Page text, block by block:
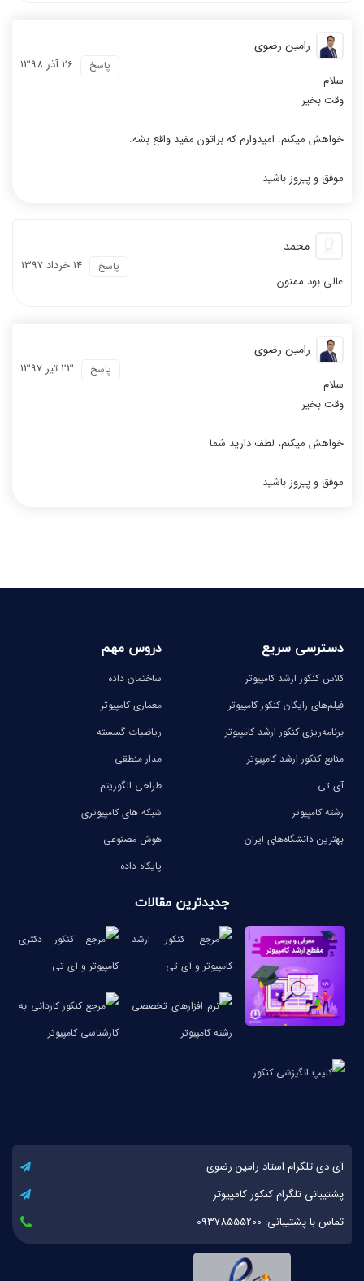
رامین رضوی
26 آذر 1398 پاسخ
سلام
وقت بخیر
خواهش میکنم. امیدوارم که براتون مفید واقع بشه.
موفق و پیروز باشید
محمد
14 خرداد 1397 پاسخ
عالی بود ممنون
رامین رضوی
23 تیر 1397 پاسخ
سلام
وقت بخیر
خواهش میکنم، لطف دارید شما
موفق و پیروز باشید
دسترسی سریع
کلاس کنکور ارشد کامپیوتر
فیلم‌های رایگان کنکور کامپیوتر
برنامه‌ریزی کنکور ارشد کامپیوتر
منابع کنکور ارشد کامپیوتر
آی تی
رشته کامپیوتر
بهترین دانشگاه‌های ایران
دروس مهم
ساختمان داده
معماری کامپیوتر
ریاضیات گسسته
مدار منطقی
طراحی الگوریتم
شبکه های کامپیوتری
هوش مصنوعی
پایگاه داده
جدیدترین مقالات
آی دی تلگرام استاد رامین رضوی
پشتیبانی تلگرام کنکور کامپیوتر
تماس با پشتیبانی: 09378555200